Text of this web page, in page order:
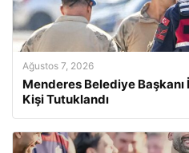
Ağustos 7, 2026
Menderes Belediye Başkanı
Kişi Tutuklandı